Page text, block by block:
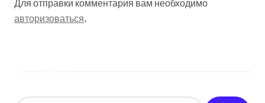
Для отправки комментария вам необходимо
авторизоваться.